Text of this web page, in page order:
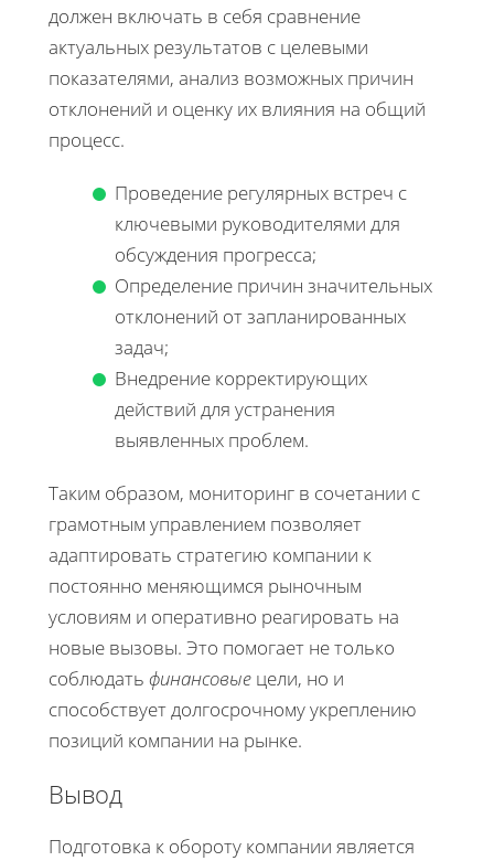
должен включать в себя сравнение
актуальных результатов с целевыми
показателями, анализ возможных причин
отклонений и оценку их влияния на общий
процесс.
Проведение регулярных встреч с
ключевыми руководителями для
обсуждения прогресса;
Определение причин значительных
отклонений от запланированных
задач;
Внедрение корректирующих
действий для устранения
выявленных проблем.
Таким образом, мониторинг в сочетании с
грамотным управлением позволяет
адаптировать стратегию компании к
постоянно меняющимся рыночным
условиям и оперативно реагировать на
новые вызовы. Это помогает не только
соблюдать финансовые цели, но и
способствует долгосрочному укреплению
позиций компании на рынке.
Вывод
Подготовка к обороту компании является